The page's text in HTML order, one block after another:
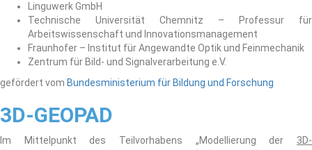
Linguwerk GmbH
Technische Universität Chemnitz – Professur für
Arbeitswissenschaft und Innovationsmanagement
Fraunhofer – Institut für Angewandte Optik und Feinmechanik
Zentrum für Bild- und Signalverarbeitung e.V.
gefördert vom Bundesministerium für Bildung und Forschung
3D-GEOPAD
Im Mittelpunkt des Teilvorhabens „Modellierung der 3D-